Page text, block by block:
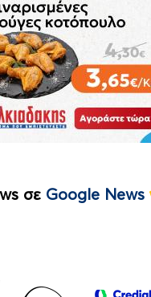
σε Google News